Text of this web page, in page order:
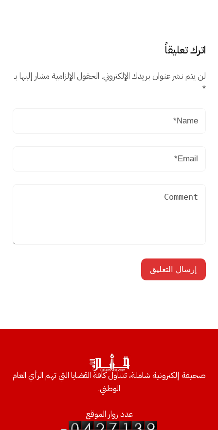
اترك تعليقاً
لن يتم نشر عنوان بريدك الإلكتروني. الحقول الإلزامية مشار إليها بـ
*
صحيفة إلكترونية شاملة، تتناول كافة القضايا التي تهم الرأي العام
الوطني.
عدد زوار الموقع